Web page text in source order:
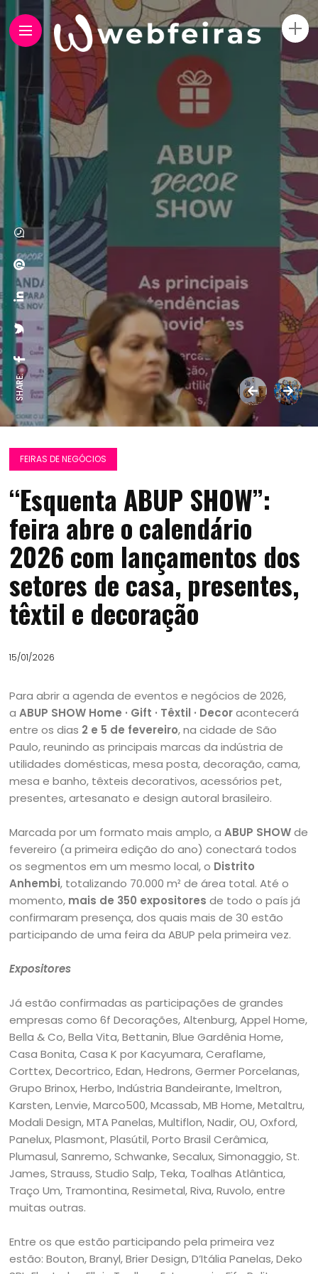
SHARE:
FEIRAS DE NEGÓCIOS
“Esquenta ABUP SHOW”:
feira abre o calendário
2026 com lançamentos dos
setores de casa, presentes,
têxtil e decoração
15/01/2026
Para abrir a agenda de eventos e negócios de 2026,
aABUP SHOW Home · Gift · Têxtil · Decoracontecerá
entre os dias 2 e 5 de fevereiro, na cidade de São
Paulo, reunindo as principais marcas da indústria de
utilidades domésticas, mesa posta, decoração, cama,
mesa e banho, têxteis decorativos, acessórios pet,
presentes, artesanato e design autoral brasileiro.
Marcada por um formato mais amplo, aABUP SHOWde
fevereiro (a primeira edição do ano) conectará todos
os segmentos em um mesmo local, o Distrito
Anhembi, totalizando 70.000 m² de área total. Até o
momento, mais de 350 expositores de todo o país já
confirmaram presença, dos quais mais de 30 estão
participando de uma feira da ABUP pela primeira vez.
Expositores
Já estão confirmadas as participações de grandes
empresas como 6f Decorações, Altenburg, Appel Home,
Bella & Co, Bella Vita, Bettanin, Blue Gardênia Home,
Casa Bonita, Casa K por Kacyumara, Ceraflame,
Corttex, Decortrico, Edan, Hedrons, Germer Porcelanas,
Grupo Brinox, Herbo, Indústria Bandeirante, Imeltron,
Karsten, Lenvie, Marco500, Mcassab, MB Home, Metaltru,
Modali Design, MTA Panelas, Multiflon, Nadir, OU, Oxford,
Panelux, Plasmont, Plasútil, Porto Brasil Cerâmica,
Plumasul, Sanremo, Schwanke, Secalux, Simonaggio, St.
James, Strauss, Studio Salp, Teka, Toalhas Atlântica,
Traço Um, Tramontina, Resimetal, Riva, Ruvolo, entre
muitas outras.
Entre os que estão participando pela primeira vez
estão: Bouton, Branyl, Brier Design, D’Itália Panelas, Deko